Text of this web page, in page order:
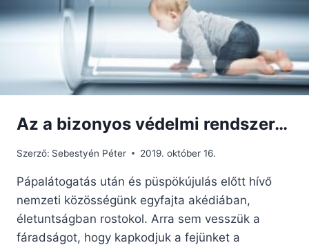
Az a bizonyos védelmi rendszer…
Szerző: Sebestyén Péter 2019. október 16.
Pápalátogatás után és püspökújulás előtt hívő
nemzeti közösségünk egyfajta akédiában,
életuntságban rostokol. Arra sem vesszük a
fáradságot, hogy kapkodjuk a fejünket a